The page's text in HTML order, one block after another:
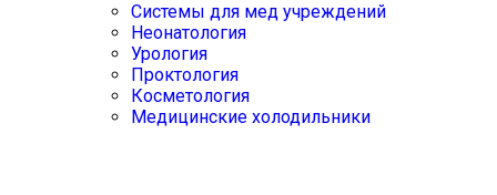
Системы для мед учреждений
Неонатология
Урология
Проктология
Косметология
Медицинские холодильники